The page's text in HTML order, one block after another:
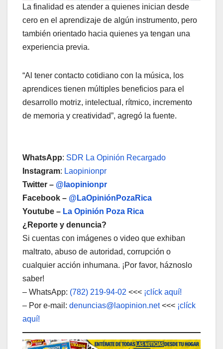
La finalidad es atender a quienes inician desde
cero en el aprendizaje de algún instrumento, pero
también orientado hacia quienes ya tengan una
experiencia previa.
“Al tener contacto cotidiano con la música, los
aprendices tienen múltiples beneficios para el
desarrollo motriz, intelectual, rítmico, incremento
de memoria y creatividad”, agregó la fuente.
WhatsApp: SDR La Opinión Recargado
Instagram: Laopinionpr
Twitter – @laopinionpr
Facebook – @LaOpiniónPozaRica
Youtube – La Opinión Poza Rica
¿Reporte y denuncia?
Si cuentas con imágenes o video que exhiban
maltrato, abuso de autoridad, corrupción o
cualquier acción inhumana. ¡Por favor, háznoslo
saber!
– WhatsApp: (782) 219-94-02 <<< ¡clíck aquí!
– Por e-mail: denuncias@laopinion.net<<< ¡clíck
aquí!